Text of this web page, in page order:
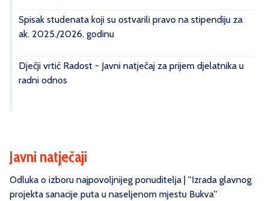
Spisak studenata koji su ostvarili pravo na stipendiju za
ak. 2025./2026. godinu
Dječji vrtić Radost - Javni natječaj za prijem djelatnika u
radni odnos
Javni natječaji
Odluka o izboru najpovoljnijeg ponuditelja | ''Izrada glavnog
projekta sanacije puta u naseljenom mjestu Bukva''